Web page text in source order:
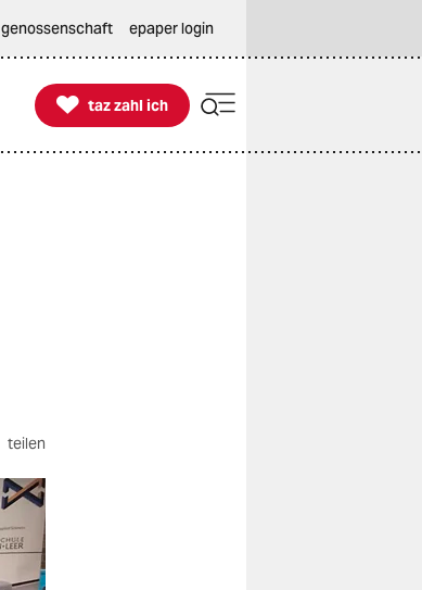
genossenschaft epaper login

taz zahl ich
taz zahl ich
teilen